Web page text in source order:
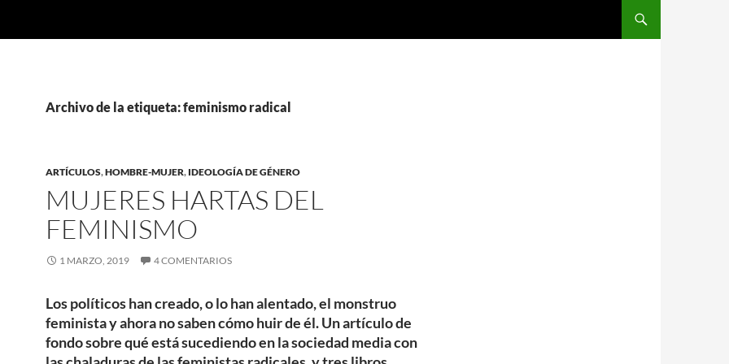
Archivo de la etiqueta: feminismo radical
ARTÍCULOS,HOMBRE-MUJER, IDEOLOGÍA DE GÉNERO
MUJERES HARTAS DEL
FEMINISMO
1 MARZO, 2019 4 COMENTARIOS
Los políticos han creado, o lo han alentado, el monstruo
feminista y ahora no saben cómo huir de él. Un artículo de
fondo sobre qué está sucediendo en la sociedad media con